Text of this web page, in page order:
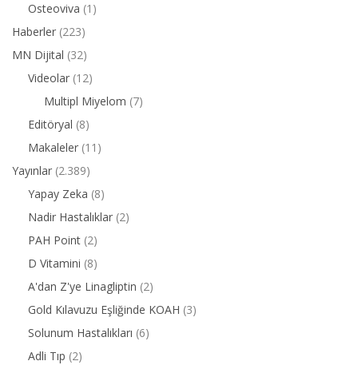
Osteoviva (1)
Haberler (223)
MN Dijital (32)
Videolar (12)
Multipl Miyelom (7)
Editöryal (8)
Makaleler (11)
Yayınlar (2.389)
Yapay Zeka (8)
Nadir Hastalıklar (2)
PAH Point (2)
D Vitamini (8)
A'dan Z'ye Linagliptin (2)
Gold Kılavuzu Eşliğinde KOAH (3)
Solunum Hastalıkları (6)
Adli Tıp (2)